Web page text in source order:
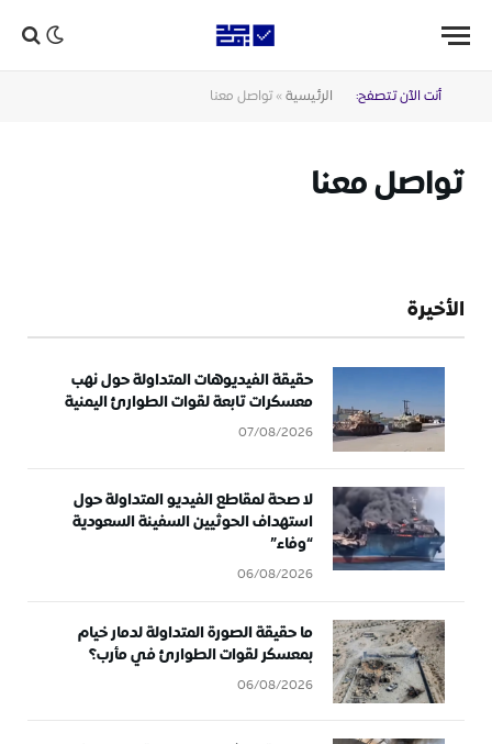
أنت الآن تتصفح: الرئيسية »تواصل معنا
تواصل معنا
الأخيرة
حقيقة الفيديوهات المتداولة حول نهب
معسكرات تابعة لقوات الطوارئ اليمنية
07/08/2026
لا صحة لمقاطع الفيديو المتداولة حول
استهداف الحوثيين السفينة السعودية
“وفاء”
06/08/2026
ما حقيقة الصورة المتداولة لدمار خيام
بمعسكر لقوات الطوارئ في مأرب؟
06/08/2026